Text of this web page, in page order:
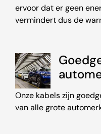
ervoor dat er geen
vermindert dus de
Onze kabels zijn
van alle grote